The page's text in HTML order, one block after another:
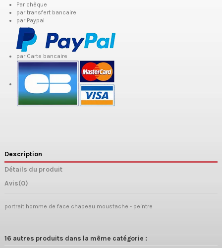
Par chèque
par transfert bancaire
par Paypal
par Carte bancaire
Description
Détails du produit
Avis(0)
portrait homme de face chapeau moustache - peintre
16 autres produits dans la même catégorie :